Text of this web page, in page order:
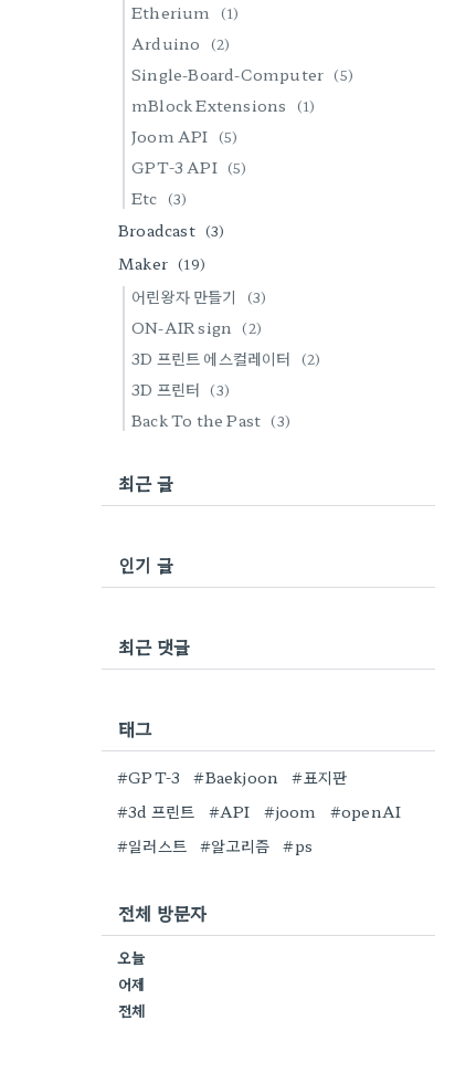
Etherium (1)
Arduino (2)
Single-Board-Computer (5)
mBlock Extensions (1)
Joom API (5)
GPT-3 API (5)
Etc (3)
Broadcast (3)
Maker (19)
어린왕자 만들기 (3)
ON-AIR sign (2)
3D 프린트 에스컬레이터 (2)
3D 프린터 (3)
Back To the Past (3)
최근 글
인기 글
최근 댓글
태그
#GPT-3 #Baekjoon
#표지판
#3d 프린트
#API #joom
#openAI
#일러스트
#알고리즘 #ps
전체 방문자
오늘
어제
전체